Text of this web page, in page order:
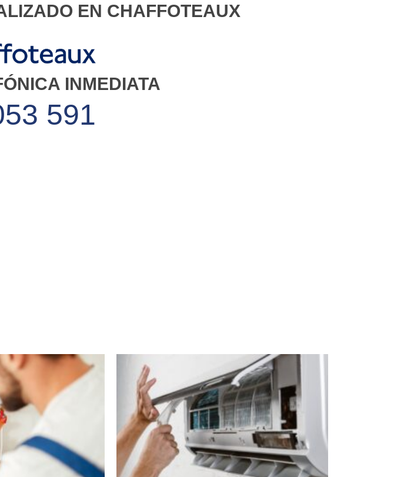
EN CHAFFOTEAUX
INMEDIATA
591